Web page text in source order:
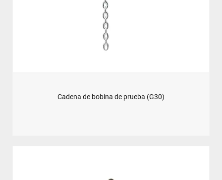
Cadena de bobina de prueba (G30)